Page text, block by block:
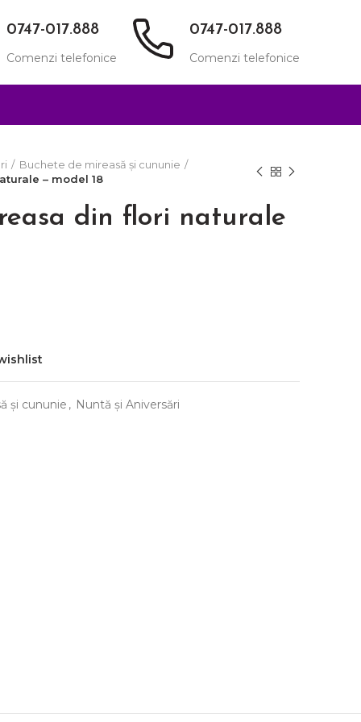
0747-017.888
Comenzi telefonice
0747-017.888
Comenzi telefonice
Buchete de mireasă și cununie
– model 18
din flori naturale
și cununie , Nuntă și Aniversări